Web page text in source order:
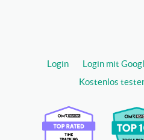
Login Login mit
Kostenlos